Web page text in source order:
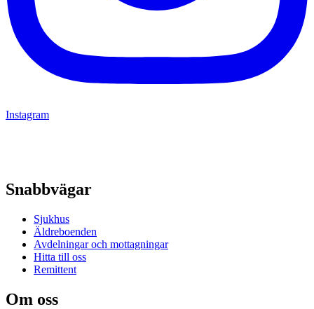
Instagram
Snabbvägar
Sjukhus
Äldreboenden
Avdelningar och mottagningar
Hitta till oss
Remittent
Om oss